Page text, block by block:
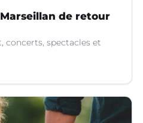
de retour
concerts, spectacles et